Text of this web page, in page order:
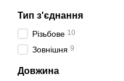
Тип з'єднання
Різьбове 10
Зовнішня 9
Довжина